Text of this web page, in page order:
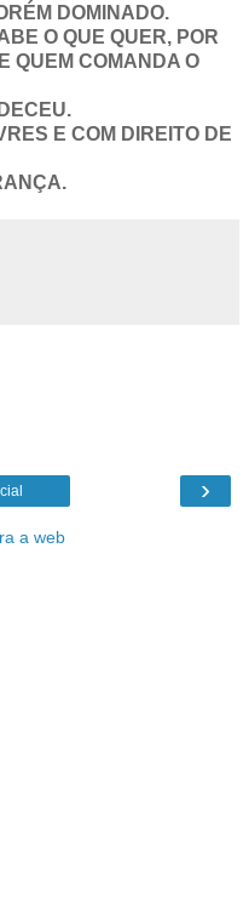
DOMINADO.
O QUE QUER, POR
QUEM COMANDA O
E COM DIREITO DE
›
a web